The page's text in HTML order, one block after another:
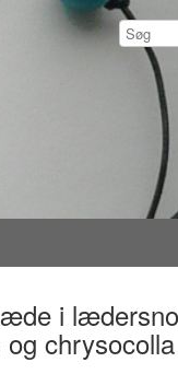
i
og chrysocolla